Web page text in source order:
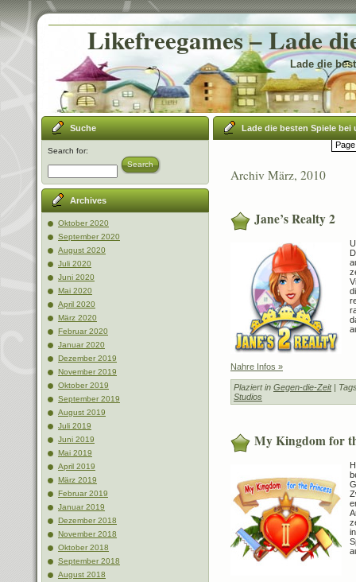
Likefreegames – Lade
Lade die
Suche
Search for:
Search
Archives
Oktober 2020
September 2020
August 2020
Juli 2020
Juni 2020
Mai 2020
April 2020
März 2020
Februar 2020
Januar 2020
Dezember 2019
November 2019
Oktober 2019
September 2019
August 2019
Juli 2019
Juni 2019
Mai 2019
April 2019
März 2019
Februar 2019
Januar 2019
Dezember 2018
November 2018
Oktober 2018
September 2018
August 2018
Lade die besten Spiele bei
Archiv März, 2010
Jane’s Realty 2
Nahre Infos »
Plaziert in Gegen-die-Zeit|
Studios
My Kingdom for